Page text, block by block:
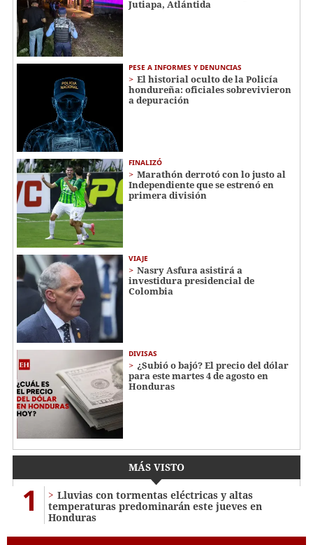
Jutiapa, Atlántida
PESE A INFORMES Y DENUNCIAS
El historial oculto de la Policía
hondureña: oficiales sobrevivieron
a depuración
FINALIZÓ
Marathón derrotó con lo justo al
Independiente que se estrenó en
primera división
VIAJE
Nasry Asfura asistirá a
investidura presidencial de
Colombia
DIVISAS
¿Subió o bajó? El precio del dólar
para este martes 4 de agosto en
Honduras
MÁS VISTO
1
Lluvias con tormentas eléctricas y altas
temperaturas predominarán este jueves en
Honduras